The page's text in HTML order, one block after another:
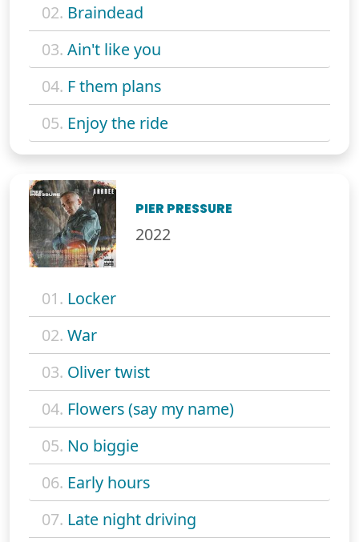
02. Braindead
03. Ain't like you
04. F them plans
05. Enjoy the ride
PIER PRESSURE
2022
01. Locker
02. War
03. Oliver twist
04. Flowers (say my name)
05. No biggie
06. Early hours
07. Late night driving